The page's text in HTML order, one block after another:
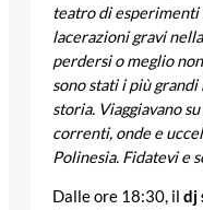
teatro di esperimenti
lacerazioni gravi
perdersi o meglio
sono stati i più
storia. Viaggiavano
correnti, onde e
Polinesia. Fidatevi e
Dalle ore 18:30, il dj